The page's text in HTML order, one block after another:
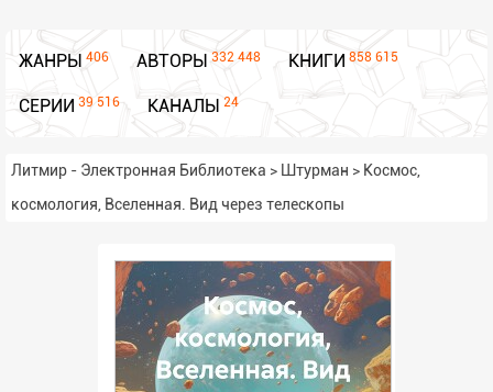
ЖАНРЫ 406 АВТОРЫ 332 448 КНИГИ 858 615
СЕРИИ 39 516 КАНАЛЫ 24
Литмир - Электронная Библиотека > Штурман > Космос,
космология, Вселенная. Вид через телескопы